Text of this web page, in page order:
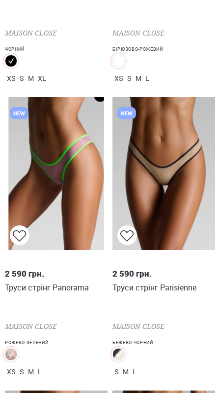
MAISON CLOSE
ЧОРНИЙ
XS S M XL
MAISON CLOSE
БІРЮЗОВО-РОЖЕВИЙ
XS S M L
NEW
2 590грн.
Труси стрінг Panorama
MAISON CLOSE
РОЖЕВО-ЗЕЛЕНИЙ
XS S M L
NEW
2 590грн.
Труси стрінг Parisienne
MAISON CLOSE
БЕЖЕВО-ЧОРНИЙ
S M L